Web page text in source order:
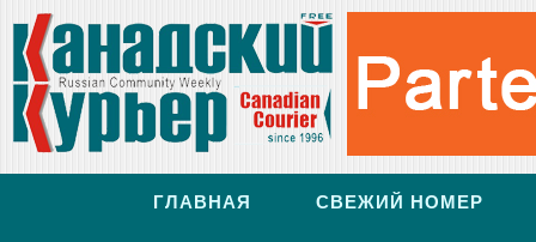
ГЛАВНАЯ СВЕЖИЙ НОМЕР